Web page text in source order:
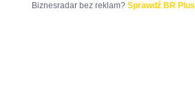
Biznesradar bez reklam? Sprawdź BR Plus